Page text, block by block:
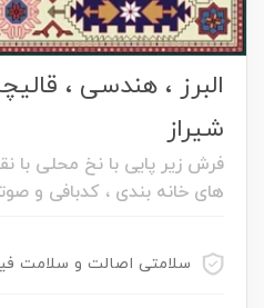
البرز ، هندسی ،
شیراز
فرش زیر پایی با نخ محلی با
های خانه بندی ، کدبافی و
سلامتی اصالت و سلامت